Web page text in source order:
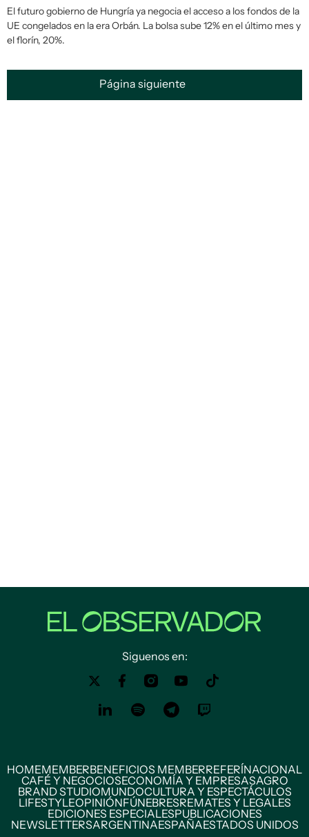
El futuro gobierno de Hungría ya negocia el acceso a los fondos de la
UE congelados en la era Orbán. La bolsa sube 12% en el último mes y
el florín, 20%.
Página siguiente
Siguenos en:
HOMEMEMBERBENEFICIOS MEMBERREFERÍNACIONAL
CAFÉ Y NEGOCIOSECONOMÍA Y EMPRESASAGRO
BRAND STUDIOMUNDOCULTURA Y ESPECTÁCULOS
LIFESTYLEOPINIÓNFÚNEBRESREMATES Y LEGALES
EDICIONES ESPECIALESPUBLICACIONES
NEWSLETTERSARGENTINAESPAÑAESTADOS UNIDOS